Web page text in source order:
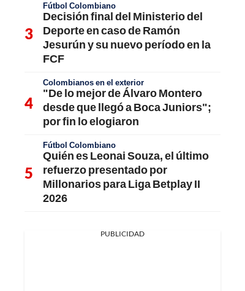
Fútbol Colombiano
Decisión final del Ministerio del
Deporte en caso de Ramón
Jesurún y su nuevo período en la
FCF
Colombianos en el exterior
"De lo mejor de Álvaro Montero
desde que llegó a Boca Juniors";
por fin lo elogiaron
Fútbol Colombiano
Quién es Leonai Souza, el último
refuerzo presentado por
Millonarios para Liga Betplay II
2026
PUBLICIDAD